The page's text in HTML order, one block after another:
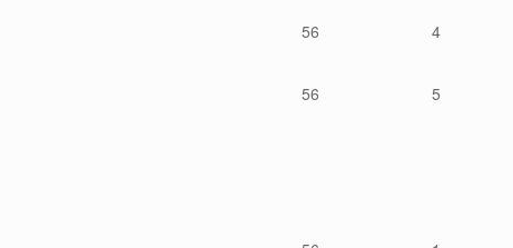
56 4
56 5